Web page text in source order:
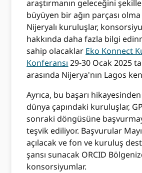
araştırmanın geleceğini
büyüyen bir ağın parçası olma
Nijeryalı kuruluşlar,
hakkında daha fazla bilgi
sahip olacaklar Eko Konnect
Konferansı 29-30 Ocak 2025
arasında Nijerya'nın Lagos
Ayrıca, bu başarı
dünya çapındaki kuruluşlar,
sonraki döngüsüne
teşvik ediliyor. Başvurular
açılacak ve fon ve kuruluş
şansı sunacak ORCID
konsorsiyumlar.